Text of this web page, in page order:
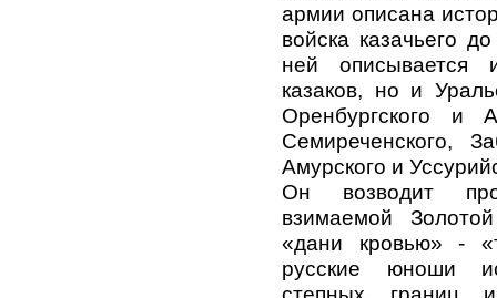
армии описана
войска казачьего
ней описывается
казаков, но и
Оренбургского и
Семиреченского,
Амурского и
Он возводит
взимаемой
«дани кровью» -
русские юноши